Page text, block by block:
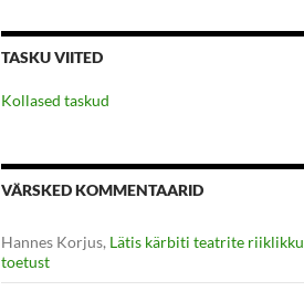
TASKU VIITED
Kollased taskud
VÄRSKED KOMMENTAARID
Hannes Korjus, Lätis kärbiti teatrite riiklikku
toetust